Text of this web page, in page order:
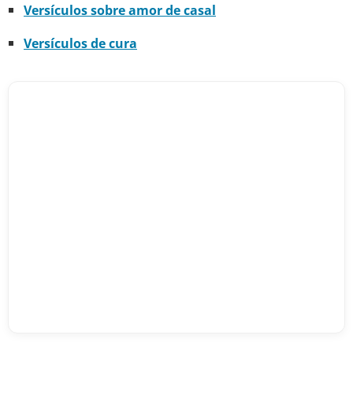
Versículos sobre amor de casal
Versículos de cura